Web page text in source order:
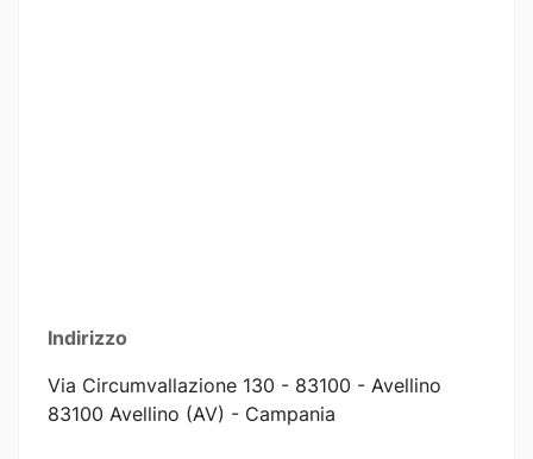
Indirizzo
Via Circumvallazione 130 - 83100 - Avellino
83100 Avellino (AV) - Campania